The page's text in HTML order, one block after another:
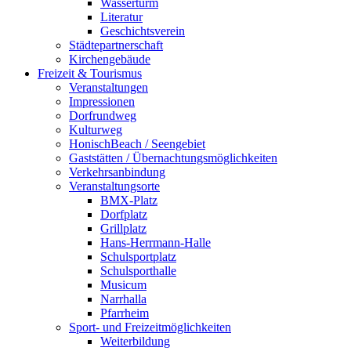
Wasserturm
Literatur
Geschichtsverein
Städtepartnerschaft
Kirchengebäude
Freizeit & Tourismus
Veranstaltungen
Impressionen
Dorfrundweg
Kulturweg
HonischBeach / Seengebiet
Gaststätten / Übernachtungsmöglichkeiten
Verkehrsanbindung
Veranstaltungsorte
BMX-Platz
Dorfplatz
Grillplatz
Hans-Herrmann-Halle
Schulsportplatz
Schulsporthalle
Musicum
Narrhalla
Pfarrheim
Sport- und Freizeitmöglichkeiten
Weiterbildung